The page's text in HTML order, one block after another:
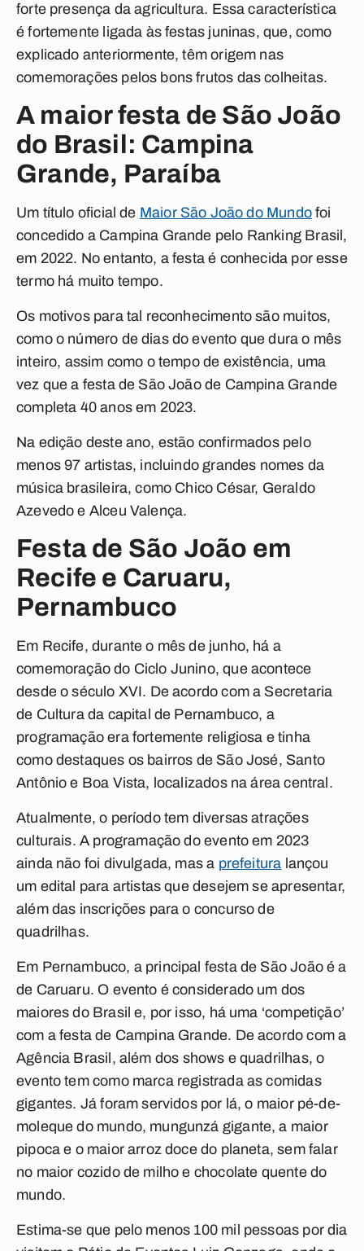
forte presença da agricultura. Essa característica
é fortemente ligada às festas juninas, que, como
explicado anteriormente, têm origem nas
comemorações pelos bons frutos das colheitas.
A maior festa de São João
do Brasil: Campina
Grande, Paraíba
Um título oficial de Maior São João do Mundofoi
concedido a Campina Grande pelo Ranking Brasil,
em 2022. No entanto, a festa é conhecida por esse
termo há muito tempo.
Os motivos para tal reconhecimento são muitos,
como o número de dias do evento que dura o mês
inteiro, assim como o tempo de existência, uma
vez que a festa de São João de Campina Grande
completa 40 anos em 2023.
Na edição deste ano, estão confirmados pelo
menos 97 artistas, incluindo grandes nomes da
música brasileira, como Chico César, Geraldo
Azevedo e Alceu Valença.
Festa de São João em
Recife e Caruaru,
Pernambuco
Em Recife, durante o mês de junho, há a
comemoração do Ciclo Junino, que acontece
desde o século XVI. De acordo com a Secretaria
de Cultura da capital de Pernambuco, a
programação era fortemente religiosa e tinha
como destaques os bairros de São José, Santo
Antônio e Boa Vista, localizados na área central.
Atualmente, o período tem diversas atrações
culturais. A programação do evento em 2023
ainda não foi divulgada, mas a prefeitura lançou
um edital para artistas que desejem se apresentar,
além das inscrições para o concurso de
quadrilhas.
Em Pernambuco, a principal festa de São João é a
de Caruaru. O evento é considerado um dos
maiores do Brasil e, por isso, há uma ‘competição’
com a festa de Campina Grande. De acordo com a
Agência Brasil, além dos shows e quadrilhas, o
evento tem como marca registrada as comidas
gigantes. Já foram servidos por lá, o maior pé-de-
moleque do mundo, mungunzá gigante, a maior
pipoca e o maior arroz doce do planeta, sem falar
no maior cozido de milho e chocolate quente do
mundo.
Estima-se que pelo menos 100 mil pessoas por dia